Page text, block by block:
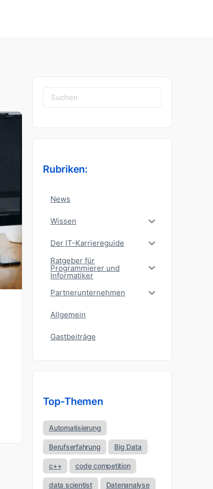
Suchen
nach:
Rubriken:
News
Wissen
Der IT-Karriereguide
Ratgeber für
Programmierer und
Informatiker
Partnerunternehmen
Allgemein
Gastbeiträge
Top-Themen
Automatisierung
Berufserfahrung Big Data
c++ code competition
data scientist Datenanalyse